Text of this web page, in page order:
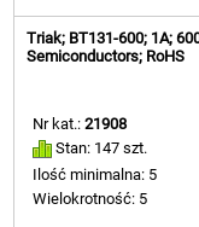
Triak; BT131-600; 1A;
Semiconductors; RoHS
Nr kat.:21908
Stan: 147 szt.
Ilość minimalna: 5
Wielokrotność: 5